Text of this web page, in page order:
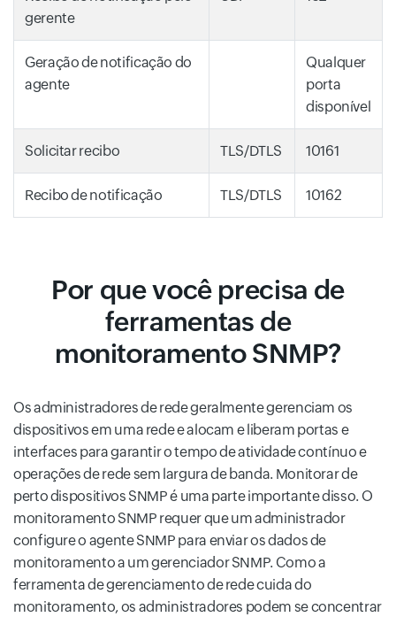
gerente
Geração de notificação do
agente
Qualquer
porta
disponível
Solicitar recibo TLS/DTLS 10161
Recibo de notificação TLS/DTLS 10162
Por que você precisa de
ferramentas de
monitoramento SNMP?
Os administradores de rede geralmente gerenciam os
dispositivos em uma rede e alocam e liberam portas e
interfaces para garantir o tempo de atividade contínuo e
operações de rede sem largura de banda. Monitorar de
perto dispositivos SNMP é uma parte importante disso. O
monitoramento SNMP requer que um administrador
configure o agente SNMP para enviar os dados de
monitoramento a um gerenciador SNMP. Como a
ferramenta de gerenciamento de rede cuida do
monitoramento, os administradores podem se concentrar